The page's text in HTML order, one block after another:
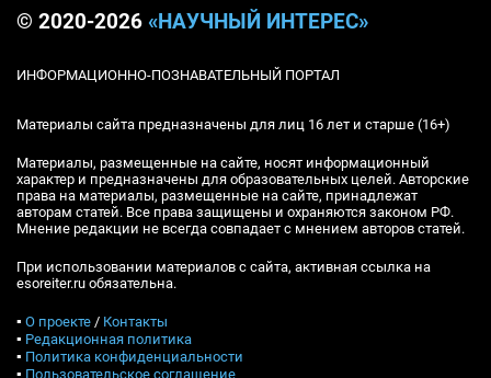
© 2020-2026 «НАУЧНЫЙ ИНТЕРЕС»
ИНФОРМАЦИОННО-ПОЗНАВАТЕЛЬНЫЙ ПОРТАЛ
Материалы сайта предназначены для лиц 16 лет и старше (16+)
Материалы, размещенные на сайте, носят информационный
характер и предназначены для образовательных целей. Авторские
права на материалы, размещенные на сайте, принадлежат
авторам статей. Все права защищены и охраняются законом РФ.
Мнение редакции не всегда совпадает с мнением авторов статей.
При использовании материалов с сайта, активная ссылка на
esoreiter.ru обязательна.
▪ О проекте / Контакты
▪ Редакционная политика
▪ Политика конфиденциальности
▪ Пользовательское соглашение